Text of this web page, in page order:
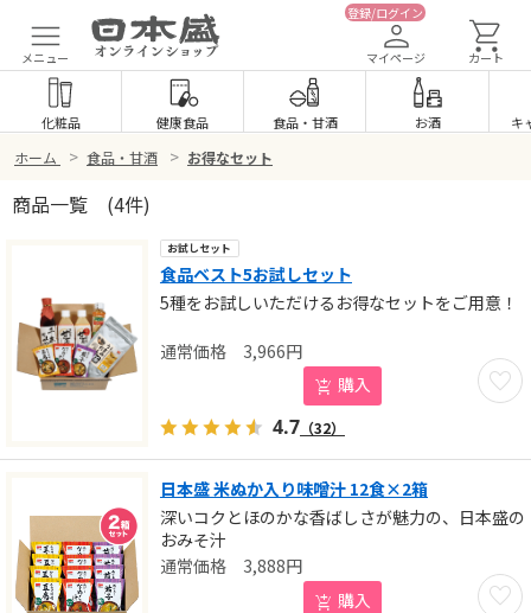
メニュー
登録/ログイン
マイページ カート
化粧品 健康食品 食品・ 甘酒 お酒 キ
ホーム > 食品・甘酒 > お得なセット
商品一覧 (4件)
お試しセット
食品ベスト5お試しセット
5種をお試しいただけるお得なセットをご用意！
お気
3,966円
購入
4.7 （32）
日本盛 米ぬか入り味噌汁 12食×2箱
深いコクとほのかな香ばしさが魅力の、日本盛の
おみそ汁
お気
3,888円
購入